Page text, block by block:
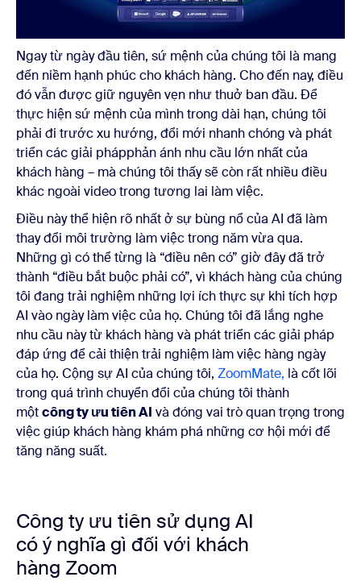
Ngay từ ngày đầu tiên, sứ mệnh của chúng tôi là mang
đến niềm hạnh phúc cho khách hàng. Cho đến nay, điều
đó vẫn được giữ nguyên vẹn như thuở ban đầu. Để
thực hiện sứ mệnh của mình trong dài hạn, chúng tôi
phải đi trước xu hướng, đổi mới nhanh chóng và phát
triển các giải phápphản ánh nhu cầu lớn nhất của
khách hàng ​​– mà chúng tôi thấy sẽ còn rất nhiều điều
khác ngoài video trong tương lai làm việc.
Điều này thể hiện rõ nhất ở sự bùng nổ của AI đã làm
thay đổi môi trường làm việc trong năm vừa qua.
Những gì có thể từng là “điều nên có” giờ đây đã trở
thành “điều bắt buộc phải có”, vì khách hàng của chúng
tôi đang trải nghiệm những lợi ích thực sự khi tích hợp
AI vào ngày làm việc của họ. Chúng tôi đã lắng nghe
nhu cầu này từ khách hàng và phát triển các giải pháp
đáp ứng để cải thiện trải nghiệm làm việc hàng ngày
của họ. Cộng sự AI của chúng tôi, ZoomMate, là cốt lõi
trong quá trình chuyển đổi của chúng tôi thành
mộtcông ty ưu tiên AI và đóng vai trò quan trọng trong
việc giúp khách hàng khám phá những cơ hội mới để
tăng năng suất.
Công ty ưu tiên sử dụng AI
có ý nghĩa gì đối với khách
hàng Zoom